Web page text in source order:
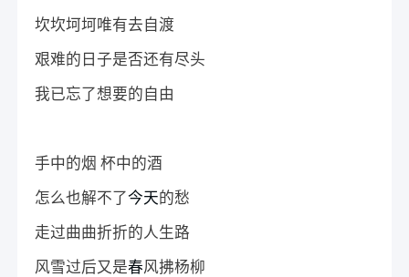
坎坎坷坷唯有去自渡
艰难的日子是否还有尽头
我已忘了想要的自由
手中的烟 杯中的酒
怎么也解不了今天的愁
走过曲曲折折的人生路
风雪过后又是春风拂杨柳